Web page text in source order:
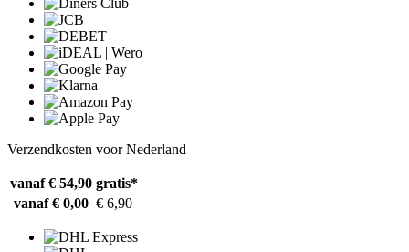
Verzendkosten voor Nederland
vanaf € 54,90 gratis*
vanaf € 0,00 € 6,90